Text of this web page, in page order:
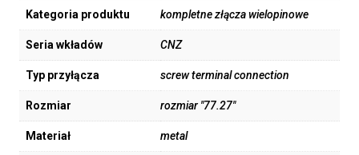
Kategoria produktu kompletne złącza wielopinowe
Seria wkładów CNZ
Typ przyłącza screw terminal connection
Rozmiar rozmiar "77.27"
Materiał metal